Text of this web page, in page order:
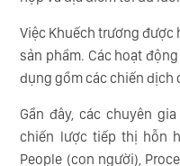
Việc Khuếch trương
sản phẩm. Các hoạt
dụng gồm các chiến dịch
Gần đây, các chuyên
chiến lược tiếp thị hỗn
People (con người),